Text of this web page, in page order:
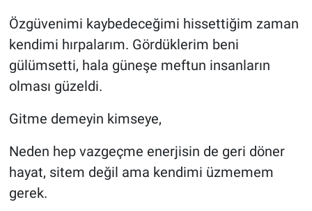
Özgüvenimi kaybedeceğimi hissettiğim zaman
kendimi hırpalarım. Gördüklerim beni
gülümsetti, hala güneşe meftun insanların
olması güzeldi.
Gitme demeyin kimseye,
Neden hep vazgeçme enerjisin de geri döner
hayat, sitem değil ama kendimi üzmemem
gerek.